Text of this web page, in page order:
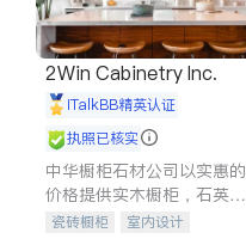
2Win Cabinetry Inc.
iTalkBB精英认证
执照已核实
中华橱柜石材公司以实惠的
价格提供实木橱柜，石英石
台面，多种优质不锈钢水
瓷砖橱柜
室内设计